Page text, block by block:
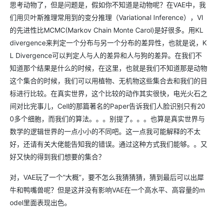
思考动物了，但是问题是，假如你不知道是动物呢？在VAE中，我
们用贝叶斯推理常用到的变分推理（Variational Inference），VI
的先进性比MCMC(Markov Chain Monte Carol)是好很多。用KL
divergence来判定一个分布与另一个分布的差异性，也就是说，K
L Divergence可以判定人与人的差异和人与狗的差异。在我们不
知道那个结果是什么的时候，在这里，也就是我们不知道那是动物
这个集合的时候，我们可以用植物、无机物这些集合去和我们的目
标进行比较。在真实世界，这个比较的动作其实很快，电光火石之
间对比完事儿，Cell的那篇著名的Paper告诉我们人脸识别只有20
0多个细胞，而我们的算法。。。别提了。。。也算是真实世界与
数学的逻辑世界的一点小小的不同吧。这一点我可能解释的不太
好，还请有关大佬能告知我的错误。通过这种方式我们能够。。又
好又快的得到我们想要的集合？
对，VAE玩了一个“大概”，要不怎么我猜猜猜，猜到最后可以出犀
牛和鸭嘴兽呢？但是这并没有影响VAE在一个高水平、高容量的m
odel里面表现出色。